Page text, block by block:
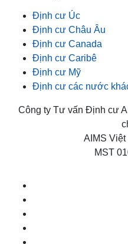
Định cư Úc
Định cư Châu Âu
Định cư Canada
Định cư Caribê
Định cư Mỹ
Định cư các nước
Công ty Tư vấn Định cư
AIMS
MST